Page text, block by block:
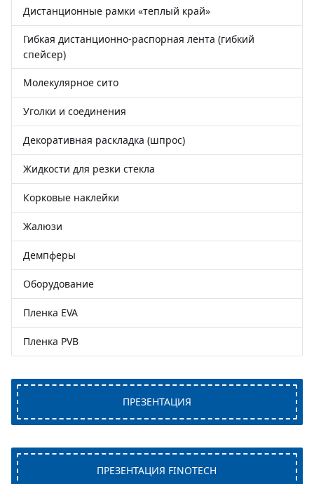
Дистанционные рамки «теплый край»
Гибкая дистанционно-распорная лента (гибкий
спейсер)
Молекулярное сито
Уголки и соединения
Декоративная раскладка (шпрос)
Жидкости для резки стекла
Корковые наклейки
Жалюзи
Демпферы
Оборудование
Пленка EVA
Пленка PVB
ПРЕЗЕНТАЦИЯ
ПРЕЗЕНТАЦИЯ FINOTECH